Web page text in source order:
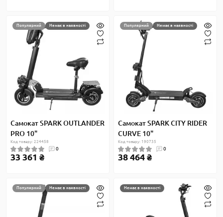
Популярний Немає в наявності
Самокат SPARK OUTLANDER
PRO 10"
Код товару: 224458
0
33 361 ₴
Популярний Немає в наявності
Самокат SPARK CITY RIDER
CURVE 10"
Код товару: 190735
0
38 464 ₴
Популярний Немає в наявності Немає в наявності